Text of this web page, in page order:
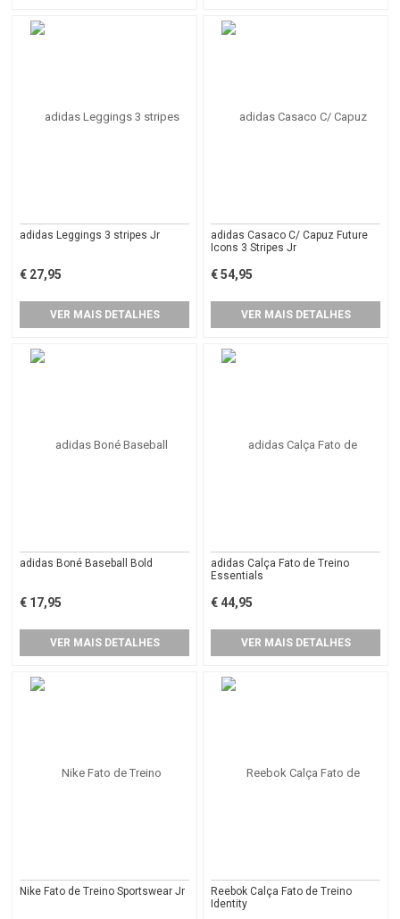
adidas Leggings 3 stripes Jr
€ 27,95
VER MAIS DETALHES
adidas Casaco C/ Capuz Future
Icons 3 Stripes Jr
€ 54,95
VER MAIS DETALHES
adidas Boné Baseball Bold
€ 17,95
VER MAIS DETALHES
adidas Calça Fato de Treino
Essentials
€ 44,95
VER MAIS DETALHES
Nike Fato de Treino Sportswear Jr
Reebok Calça Fato de Treino
Identity